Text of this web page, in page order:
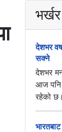
भर्खर
देशभर
सक्ने
देशभर
आज पनि
रहेको